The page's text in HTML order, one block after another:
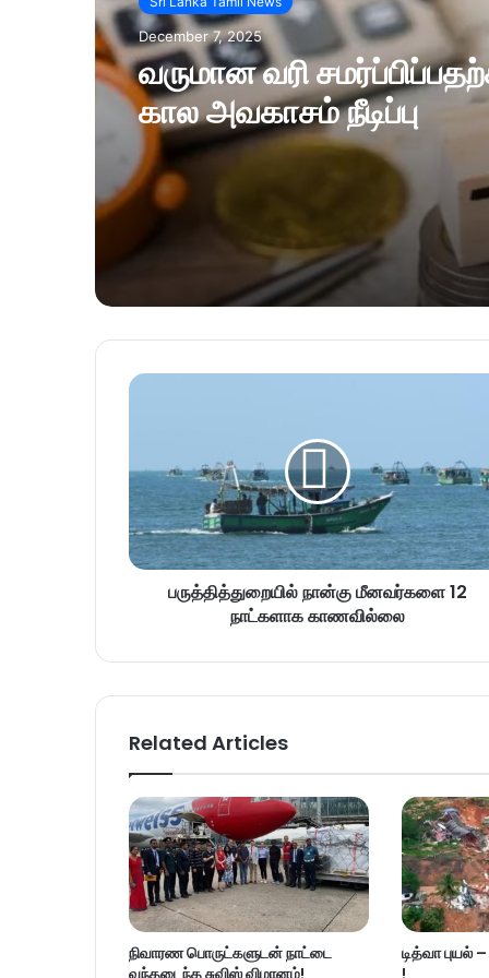
December 7, 2025
வருமான வரி
கால அவகாசம் நீடிப்பு
பருத்தித்துறையில் நான்கு மீனவர்களை 12
நாட்களாக காணவில்லை
Related Articles
நிவாரண பொருட்களுடன் நாட்டை
டித்வா புயல்